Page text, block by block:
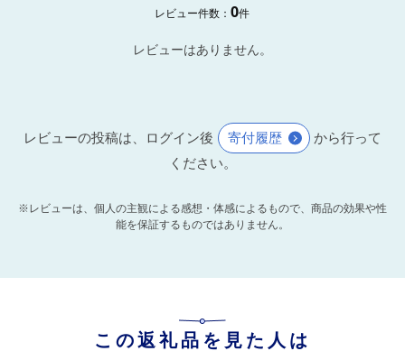
レビュー件数：0件
レビューはありません。
レビューの投稿は、ログイン後 寄付履歴
から行って
ください。
※レビューは、個人の主観による感想・体感によるもので、商品の効果や性
能を保証するものではありません。
この返礼品を見た人は